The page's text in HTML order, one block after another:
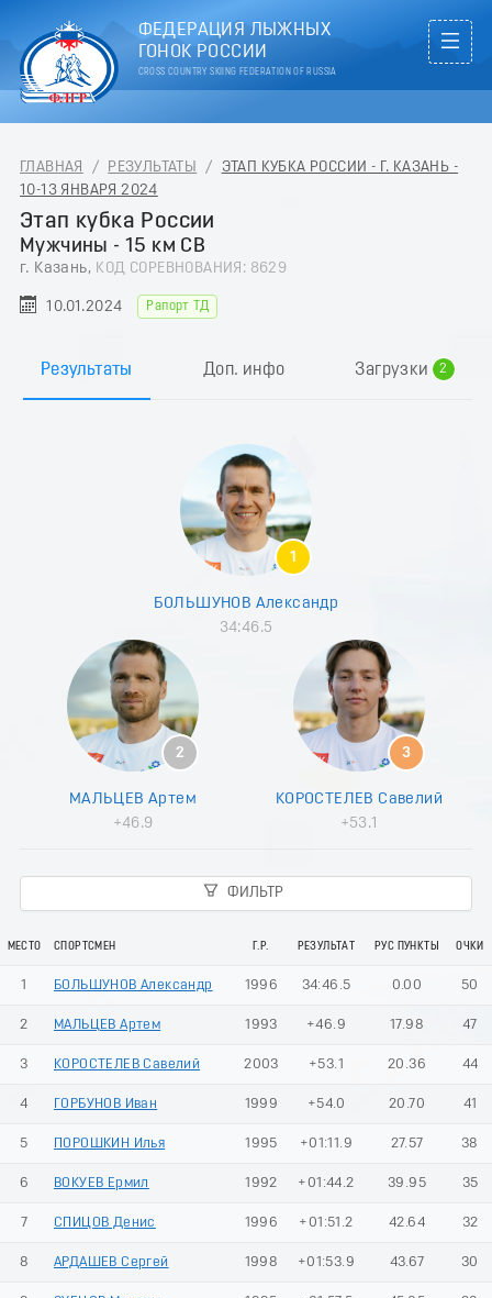
ФЕДЕРАЦИЯ ЛЫЖНЫХ
ГОНОК РОССИИ
CROSS COUNTRY SKIING FEDERATION OF RUSSIA
ГЛАВНАЯ / РЕЗУЛЬТАТЫ /
ЭТАП КУБКА РОССИИ - Г. КАЗАНЬ -
10-13 ЯНВАРЯ 2024
Этап кубка России
Мужчины - 15 км СВ
г. Казань, КОД СОРЕВНОВАНИЯ: 8629
10.01.2024 Рапорт ТД
Результаты Доп. инфо Загрузки
2
5
1
БОЛЬШУНОВ Александр
34:46.5
2
МАЛЬЦЕВ Артем
+46.9
3
КОРОСТЕЛЕВ Савелий
+53.1
ФИЛЬТР
МЕСТО СПОРТСМЕН Г.Р. РЕЗУЛЬТАТ РУС ПУНКТЫ ОЧКИ
1 БОЛЬШУНОВ Александр 1996 34:46.5 0.00 50
2 МАЛЬЦЕВ Артем 1993 +46.9 17.98 47
3 КОРОСТЕЛЕВ Савелий 2003 +53.1 20.36 44
4 ГОРБУНОВ Иван 1999 +54.0 20.70 41
5 ПОРОШКИН Илья 1995 +01:11.9 27.57 38
6 ВОКУЕВ Ермил 1992 +01:44.2 39.95 35
7 СПИЦОВ Денис 1996 +01:51.2 42.64 32
8 АРДАШЕВ Сергей 1998 +01:53.9 43.67 30